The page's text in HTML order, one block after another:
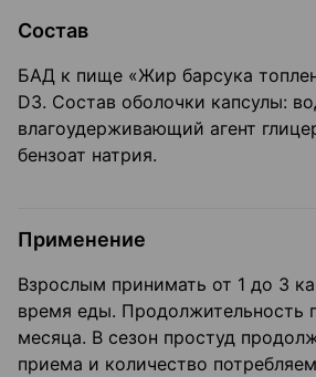
Состав
БАД к пище «Жир барсука
D3. Состав оболочки капсулы:
влагоудерживающий агент
бензоат натрия.
Применение
Взрослым принимать от 1 до 3
время еды. Продолжительность
месяца. В сезон простуд
приема и количество